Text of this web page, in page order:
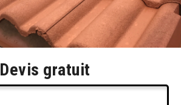
Devis gratuit